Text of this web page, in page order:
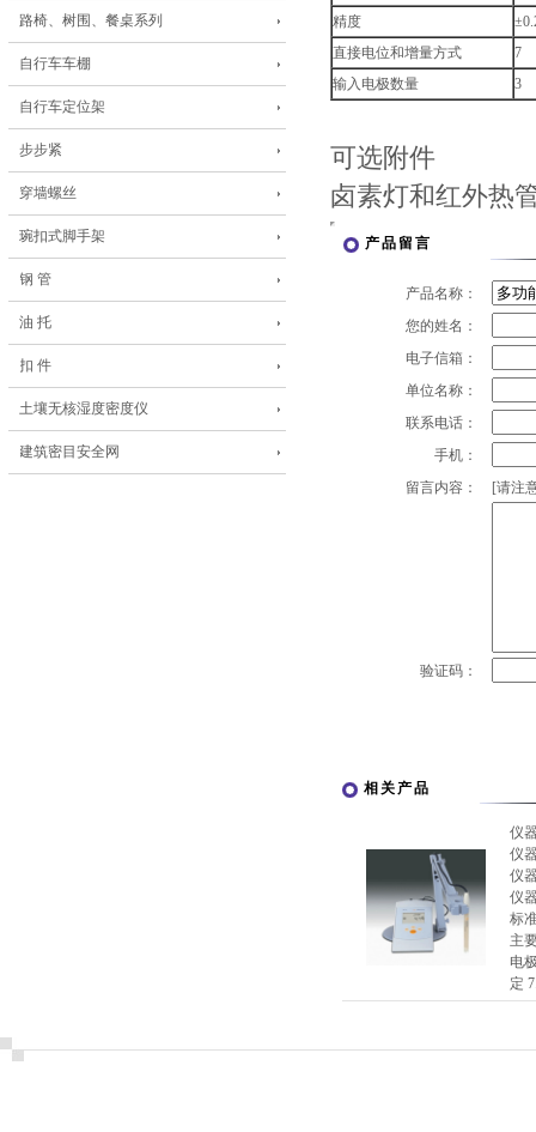
路椅、树围、餐桌系列
自行车车棚
自行车定位架
步步紧
穿墙螺丝
琬扣式脚手架
钢 管
油 托
扣 件
土壤无核湿度密度仪
建筑密目安全网
精度
直接电位和增量方式
7
输入电极数量
3
可选附件
卤素灯和红外热
产品留言
产品名称：
您的姓名：
电子信箱：
单位名称：
联系电话：
手机：
留言内容：
[请注
验证码：
相关产品
仪
仪
仪
仪
标
主
电
定